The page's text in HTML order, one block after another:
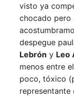
visto ya
chocado pero
despegue
Lebrón y Leo
menos entre
poco, tóxico
representante